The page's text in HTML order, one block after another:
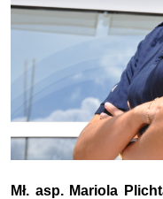
Mł. asp. Mariola